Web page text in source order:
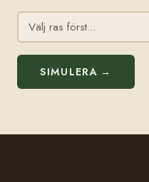
SIMULERA →